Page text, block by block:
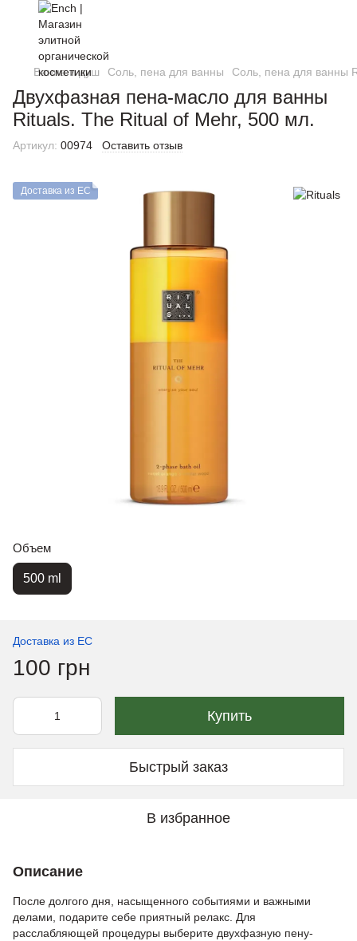
Ванна и душ Соль, пена для ванны Соль, пена для ванны
Двухфазная пена-масло для ванны
Rituals. The Ritual of Mehr, 500 мл.
Артикул: 00974 Оставить отзыв
Доставка из ЕС
Объем
500 ml
Доставка из ЕС
100 грн
Купить
Быстрый заказ
В избранное
Описание
После долгого дня, насыщенного событиями и важными
делами, подарите себе приятный релакс. Для
расслабляющей процедуры выберите двухфазную пену-